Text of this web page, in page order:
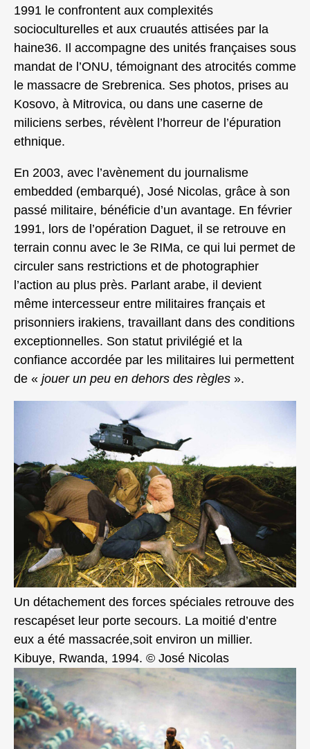
1991 le confrontent aux complexités
socioculturelles et aux cruautés attisées par la
haine36. Il accompagne des unités françaises sous
mandat de l’ONU, témoignant des atrocités comme
le massacre de Srebrenica. Ses photos, prises au
Kosovo, à Mitrovica, ou dans une caserne de
miliciens serbes, révèlent l’horreur de l’épuration
ethnique.
En 2003, avec l’avènement du journalisme
embedded (embarqué), José Nicolas, grâce à son
passé militaire, bénéficie d’un avantage. En février
1991, lors de l’opération Daguet, il se retrouve en
terrain connu avec le 3e RIMa, ce qui lui permet de
circuler sans restrictions et de photographier
l’action au plus près. Parlant arabe, il devient
même intercesseur entre militaires français et
prisonniers irakiens, travaillant dans des conditions
exceptionnelles. Son statut privilégié et la
confiance accordée par les militaires lui permettent
de « jouer un peu en dehors des règles ».
Un détachement des forces spéciales retrouve des
rescapéset leur porte secours. La moitié d’entre
eux a été massacrée,soit environ un millier.
Kibuye, Rwanda, 1994. © José Nicolas